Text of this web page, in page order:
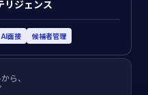
リジェンス
AI面接 候補者管理
ら、